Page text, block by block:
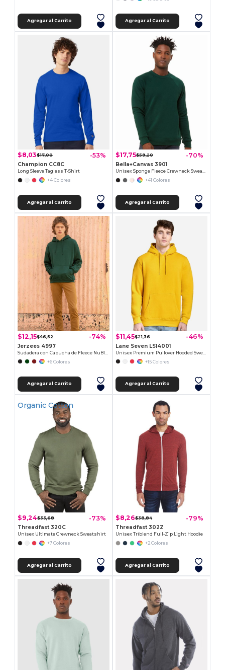
Agregar al Carrito Agregar al Carrito
$8,03$17,00 -53%
Champion CC8C
Long Sleeve Tagless T-Shirt
+4 Colores
Agregar al Carrito
$17,75$59,20 -70%
Bella+Canvas 3901
Unisex Sponge Fleece Crewneck Sweatshirt
+41 Colores
Agregar al Carrito
$12,15$46,52 -74%
Jerzees 4997
+6 Colores
Agregar al Carrito
$11,45$21,36 -46%
Lane Seven LS14001
+15 Colores
Agregar al Carrito
Organic Cotton
$9,24$33,68 -73%
Threadfast 320C
Unisex Ultimate Crewneck Sweatshirt
+7 Colores
Agregar al Carrito
$8,26$38,84 -79%
Threadfast 302Z
Unisex Triblend Full-Zip Light Hoodie
+2 Colores
Agregar al Carrito